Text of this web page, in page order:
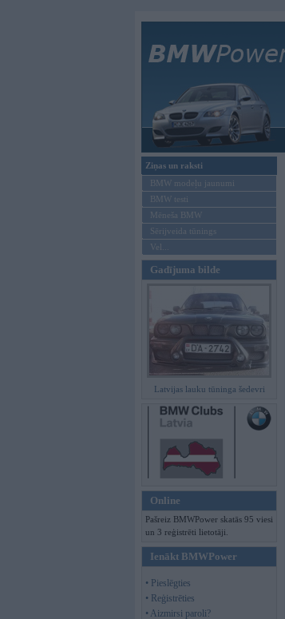
Ziņas un raksti
BMW modeļu jaunumi
BMW testi
Mēneša BMW
Sērijveida tūnings
Vel...
Gadījuma bilde
Latvijas lauku tūninga šedevri
Online
Pašreiz BMWPower skatās 95 viesi
un 3 reģistrēti lietotāji.
Ienākt BMWPower
• Pieslēgties
• Reģistrēties
• Aizmirsi paroli?